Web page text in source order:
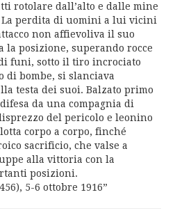
rotolare dall’alto e dalle mine
perdita di uomini a lui vicini
non affievoliva il suo
la posizione, superando rocce
funi, sotto il tiro incrociato
bombe, si slanciava
testa dei suoi. Balzato primo
da una compagnia di
del pericolo e leonino
corpo a corpo, finché
sacrificio, che valse a
alla vittoria con la
posizioni.
5-6 ottobre 1916”